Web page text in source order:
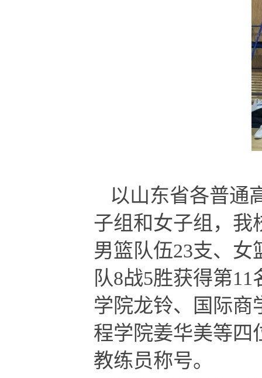
以山东省各普通
子组和女子组，我
男篮队伍23支、女
队8战5胜获得第11
学院龙铃、
国际商
程学院姜华美等四
教练员称号。